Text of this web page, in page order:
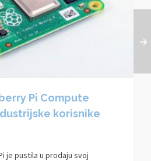
Pi Compute
korisnike
je pustila u prodaju svoj